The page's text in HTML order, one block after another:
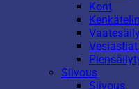
Korit
Siivous
Siivous